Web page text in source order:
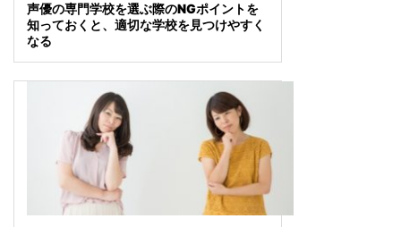
声優の専門学校を選ぶ際のNGポイントを
知っておくと、適切な学校を見つけやすく
なる